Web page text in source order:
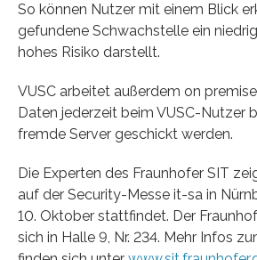
So können Nutzer mit einem Blick
gefundene Schwachstelle ein
hohes Risiko darstellt.
VUSC arbeitet außerdem on
Daten jederzeit beim VUSC-Nutzer
fremde Server geschickt werden.
Die Experten des Fraunhofer SIT
auf der Security-Messe it-sa in
10. Oktober stattfindet. Der
sich in Halle 9, Nr. 234. Mehr Infos